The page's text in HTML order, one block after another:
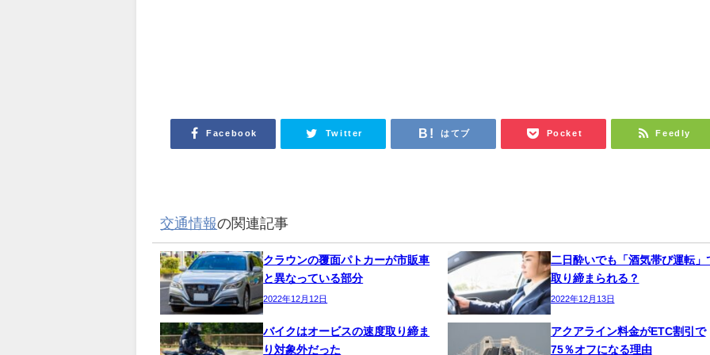
Facebook Twitter はてブ Pocket Feedly
交通情報の関連記事
クラウンの覆面パトカーが市販車
と異なっている部分
2022年12月12日
二日酔いでも「酒気帯び運転」
取り締まられる？
2022年12月13日
バイクはオービスの速度取り締ま
り対象外だった
アクアライン料金がETC割引で
75％オフになる理由